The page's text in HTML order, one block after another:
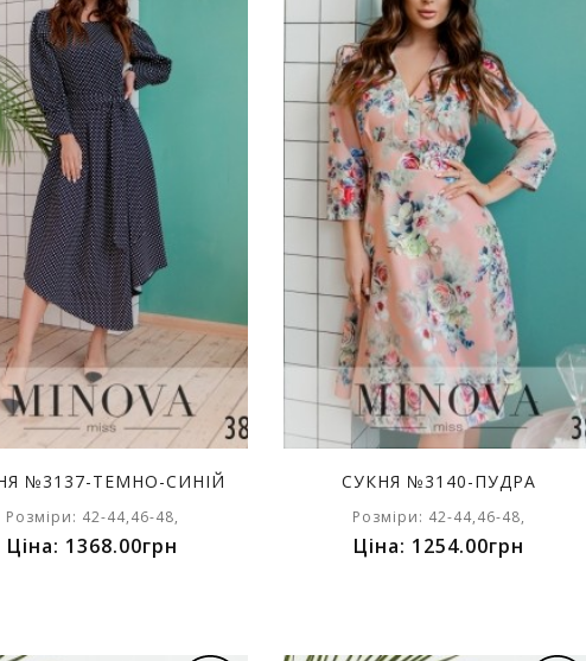
№3137-ТЕМНО-СИНІЙ
Розміри: 42-44,46-48,
Ціна: 1368.00грн
СУКНЯ №3140-ПУДРА
Розміри: 42-44,46-48,
Ціна: 1254.00грн